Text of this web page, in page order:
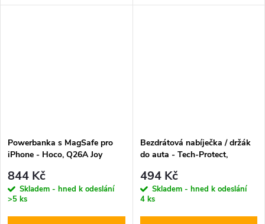
Powerbanka s MagSafe pro
iPhone - Hoco, Q26A Joy
844 Kč
Skladem - hned k odeslání
>5 ks
Bezdrátová nabíječka / držák
do auta - Tech-Protect,
494 Kč
Skladem - hned k odeslání
4 ks